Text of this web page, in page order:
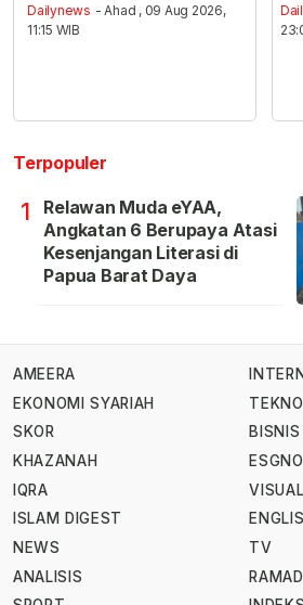
Dailynews - Ahad , 09 Aug 2026,
11:15 WIB
Terpopuler
1
Relawan Muda eYAA,
Angkatan 6 Berupaya Atasi
Kesenjangan Literasi di
Papua Barat Daya
AMEERA
EKONOMI SYARIAH
SKOR
KHAZANAH
IQRA
ISLAM DIGEST
NEWS
ANALISIS
TEKNO
VISUAL
TV